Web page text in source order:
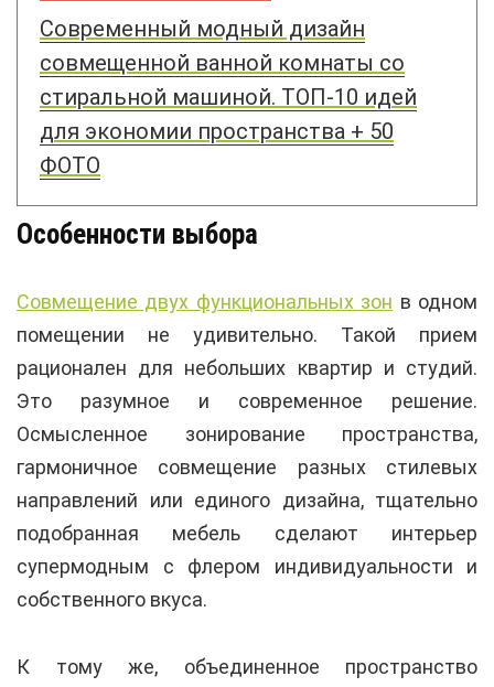
Современный модный дизайн
совмещенной ванной комнаты со
стиральной машиной. ТОП-10 идей
для экономии пространства + 50
ФОТО
Особенности выбора
Совмещение двух функциональных зон в одном
помещении не удивительно. Такой прием
рационален для небольших квартир и студий.
Это разумное и современное решение.
Осмысленное зонирование пространства,
гармоничное совмещение разных стилевых
направлений или единого дизайна, тщательно
подобранная мебель сделают интерьер
супермодным с флером индивидуальности и
собственного вкуса.
К тому же, объединенное пространство